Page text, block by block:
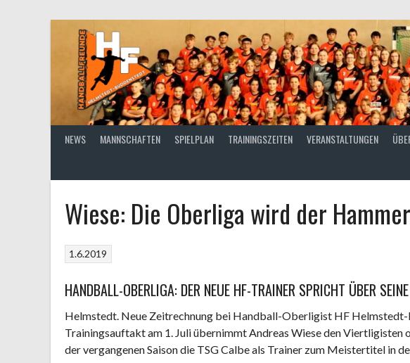
NEWS MANNSCHAFTEN SPIELPLAN TRAININGSZEITEN VERANSTALTUNGEN
Wiese: Die Oberliga wird der Hammer
1.6.2019
HANDBALL-OBERLIGA: DER NEUE HF-TRAINER SPRICHT ÜBER
Helmstedt. Neue Zeitrechnung bei Handball-Oberligist HF
Trainingsauftakt am 1. Juli übernimmt Andreas Wiese den Viertligisten
der vergangenen Saison die TSG Calbe als Trainer zum Meistertitel in